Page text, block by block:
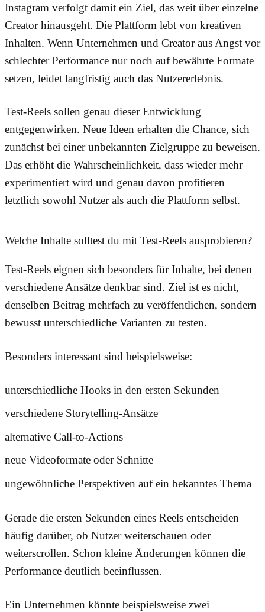
Instagram verfolgt damit ein Ziel, das weit über einzelne
Creator hinausgeht. Die Plattform lebt von kreativen
Inhalten. Wenn Unternehmen und Creator aus Angst vor
schlechter Performance nur noch auf bewährte Formate
setzen, leidet langfristig auch das Nutzererlebnis.
Test-Reels sollen genau dieser Entwicklung
entgegenwirken. Neue Ideen erhalten die Chance, sich
zunächst bei einer unbekannten Zielgruppe zu beweisen.
Das erhöht die Wahrscheinlichkeit, dass wieder mehr
experimentiert wird und genau davon profitieren
letztlich sowohl Nutzer als auch die Plattform selbst.
Welche Inhalte solltest du mit Test-Reels ausprobieren?
Test-Reels eignen sich besonders für Inhalte, bei denen
verschiedene Ansätze denkbar sind. Ziel ist es nicht,
denselben Beitrag mehrfach zu veröffentlichen, sondern
bewusst unterschiedliche Varianten zu testen.
Besonders interessant sind beispielsweise:
unterschiedliche Hooks in den ersten Sekunden
verschiedene Storytelling-Ansätze
alternative Call-to-Actions
neue Videoformate oder Schnitte
ungewöhnliche Perspektiven auf ein bekanntes Thema
Gerade die ersten Sekunden eines Reels entscheiden
häufig darüber, ob Nutzer weiterschauen oder
weiterscrollen. Schon kleine Änderungen können die
Performance deutlich beeinflussen.
Ein Unternehmen könnte beispielsweise zwei